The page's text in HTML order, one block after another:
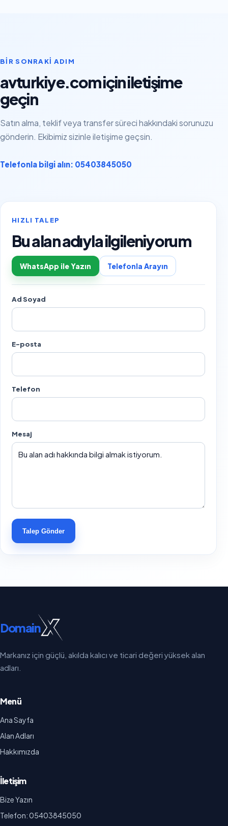
BIR SONRAKI ADIM
avturkiye.com için iletişime
geçin
Satın alma, teklif veya transfer süreci hakkındaki sorunuzu
gönderin. Ekibimiz sizinle iletişime geçsin.
Telefonla bilgi alın: 05403845050
HIZLI TALEP
Bu alan adıyla ilgileniyorum
WhatsApp ile Yazın Telefonla Arayın
Ad Soyad
E-posta
Telefon
Mesaj
Talep Gönder
Domain
Markanız için güçlü, akılda kalıcı ve ticari değeri yüksek alan
adları.
Menü
Ana Sayfa
Alan Adları
Hakkımızda
İletişim
Bize Yazın
Telefon: 05403845050